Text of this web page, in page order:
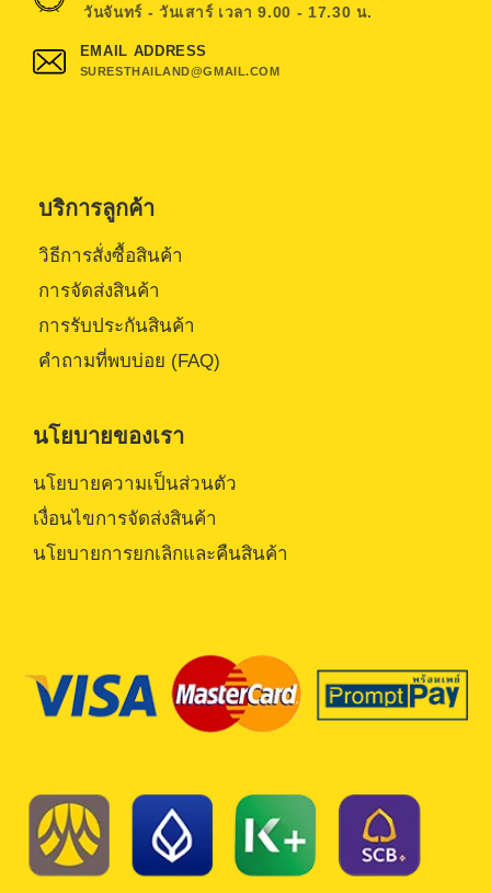
วันจันทร์ - วันเสาร์ เวลา 9.00 - 17.30 น.
EMAIL ADDRESS
SURESTHAILAND@GMAIL.COM
บริการลูกค้า
วิธีการสั่งซื้อสินค้า
การจัดส่งสินค้า
การรับประกันสินค้า
คำถามที่พบบ่อย (FAQ)
นโยบายของเรา
นโยบายความเป็นส่วนตัว
เงื่อนไขการจัดส่งสินค้า
นโยบายการยกเลิกและคืนสินค้า